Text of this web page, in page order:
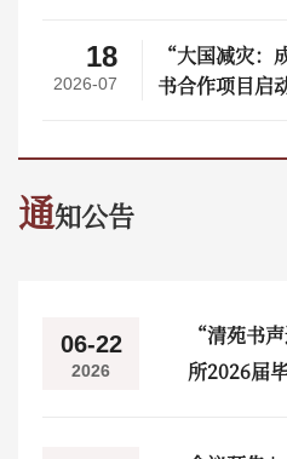
18
2026-07
“大国减灾：
书合作项目启
通知公告
06-22
2026
“清苑书
所2026届